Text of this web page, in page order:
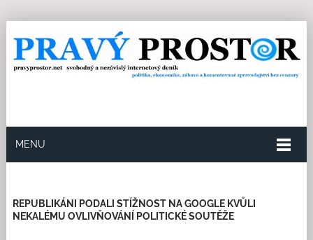
MENU
REPUBLIKÁNI PODALI STÍŽNOST NA GOOGLE KVŮLI
NEKALÉMU OVLIVŇOVÁNÍ POLITICKÉ SOUTĚŽE